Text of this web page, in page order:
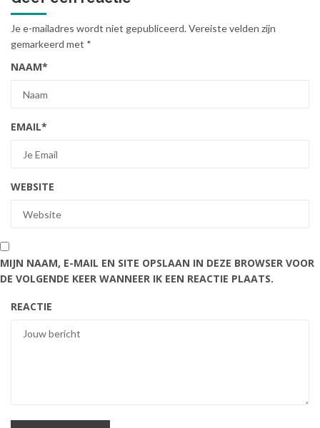
Je e-mailadres wordt niet gepubliceerd.Vereiste velden zijn
gemarkeerd met *
NAAM*
EMAIL*
WEBSITE
MIJN NAAM, E-MAIL EN SITE OPSLAAN IN DEZE BROWSER VOOR
DE VOLGENDE KEER WANNEER IK EEN REACTIE PLAATS.
REACTIE